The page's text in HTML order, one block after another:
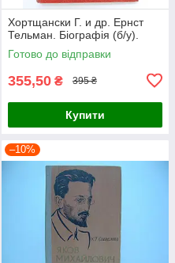
Хортщански Г. и др. Ернст
Тельман. Біографія (б/у).
Готово до відправки
355,50 ₴ 395 ₴
Купити
–10%